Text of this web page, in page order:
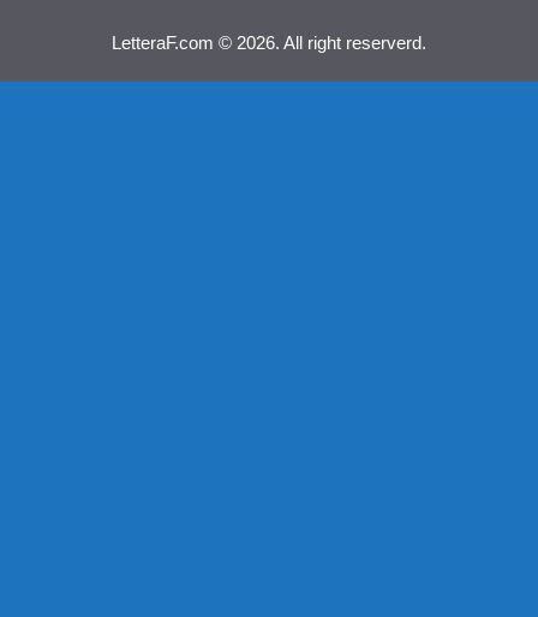
LetteraF.com © 2026. All right reserverd.